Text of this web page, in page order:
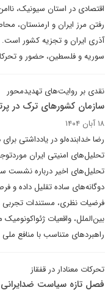
اقتصادی در استان سیونیک،
رفتن مرز ایران و ارمنستان،
آذری ایران و تجزیه کشور
سوریه و فلسطین، حضور و
نقدی بر روایت‌های تهدیدمحور
سازمان کشورهای ترک در
۱۸ آبان ۱۴۰۴
رضا خدابنده‌لو در یادداشتی
تحلیل‌های امنیتی ایران
تحلیل‌های اخیر درباره نشست
دوگانه‌های ساده تقلیل داده و
فرضیات نظری، مستندات تجربی
بین‌الملل، واقعیات
راهبردهای متناسب با منافع ملی
تحرکات معنادار در قفقاز
فصل تازه سیاست ضدایرانی